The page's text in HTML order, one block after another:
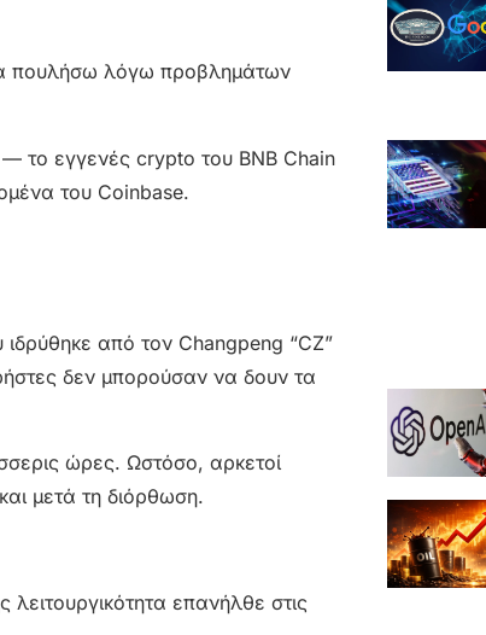
πουλήσω λόγω προβλημάτων
το εγγενές crypto του BNB Chain
του Coinbase.
από τον Changpeng “CZ”
δεν μπορούσαν να δουν τα
ώρες. Ωστόσο, αρκετοί
μετά τη διόρθωση.
επανήλθε στις